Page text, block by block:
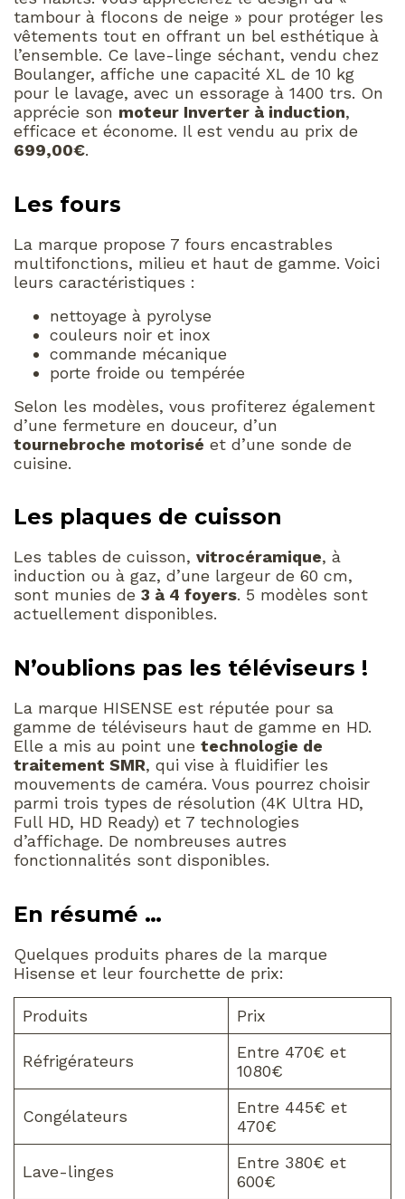
tambour à flocons de neige » pour protéger les
vêtements tout en offrant un bel esthétique à
l’ensemble. Ce lave-linge séchant, vendu chez
Boulanger, affiche une capacité XL de 10 kg
pour le lavage, avec un essorage à 1400 trs. On
apprécie son moteur Inverter à induction,
efficace et économe. Il est vendu au prix de
699,00€.
Les fours
La marque propose 7 fours encastrables
multifonctions, milieu et haut de gamme. Voici
leurs caractéristiques :
nettoyage à pyrolyse
couleurs noir et inox
commande mécanique
porte froide ou tempérée
Selon les modèles, vous profiterez également
d’une fermeture en douceur, d’un
tournebroche motorisé et d’une sonde de
cuisine.
Les plaques de cuisson
Les tables de cuisson, vitrocéramique, à
induction ou à gaz, d’une largeur de 60 cm,
sont munies de 3 à 4 foyers. 5 modèles sont
actuellement disponibles.
N’oublions pas les téléviseurs !
La marque HISENSE est réputée pour sa
gamme de téléviseurs haut de gamme en HD.
Elle a mis au point une technologie de
traitement SMR, qui vise à fluidifier les
mouvements de caméra. Vous pourrez choisir
parmi trois types de résolution (4K Ultra HD,
Full HD, HD Ready) et 7 technologies
d’affichage. De nombreuses autres
fonctionnalités sont disponibles.
En résumé …
Quelques produits phares de la marque
Hisense et leur fourchette de prix:
Produits Prix
Réfrigérateurs
Entre 470€ et
1080€
Congélateurs
Entre 445€ et
470€
Lave-linges
Entre 380€ et
600€